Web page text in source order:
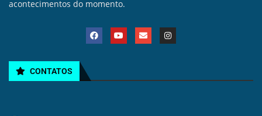
acontecimentos do momento.
CONTATOS